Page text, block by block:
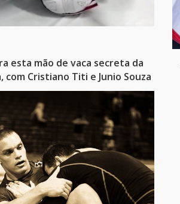
esta mão de vaca secreta da
com Cristiano Titi e Junio Souza